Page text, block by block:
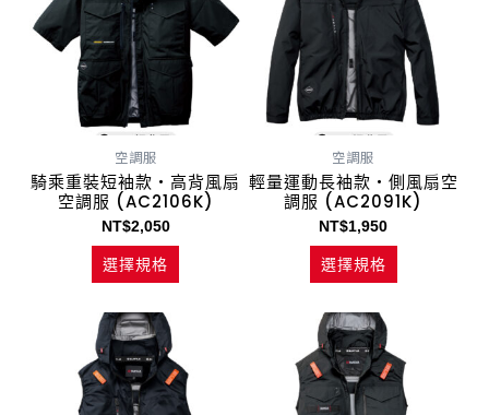
空調服
騎乘重裝短袖款・高背風扇
空調服 (AC2106K)
NT$2,050
選擇規格
有
多
種
款
式。
在
產
品
頁
面
擇
選
項
空調服
輕量運動長袖款・側風扇空
調服 (AC2091K)
NT$1,950
選擇規格
有
多
種
款
式。
在
產
品
頁
面
擇
選
項
此
產
品
有
此
產
品
有